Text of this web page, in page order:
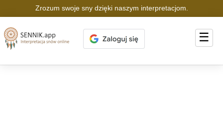
Zrozum swoje sny dzięki naszym interpretacjom.
☰